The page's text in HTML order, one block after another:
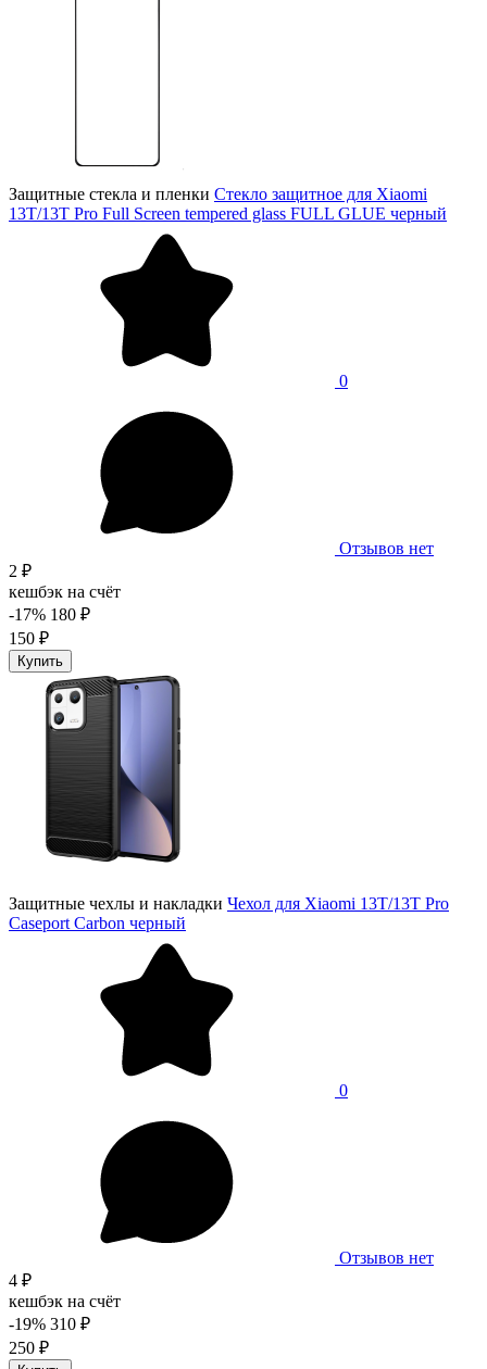
Защитные стекла и пленки Стекло защитное для Xiaomi
13T/13T Pro Full Screen tempered glass FULL GLUE черный
0
Отзывов нет
2 ₽
кешбэк на счёт
-17% 180 ₽
150 ₽
Купить
Защитные чехлы и накладки Чехол для Xiaomi 13T/13T Pro
Caseport Carbon черный
0
Отзывов нет
4 ₽
кешбэк на счёт
-19% 310 ₽
250 ₽